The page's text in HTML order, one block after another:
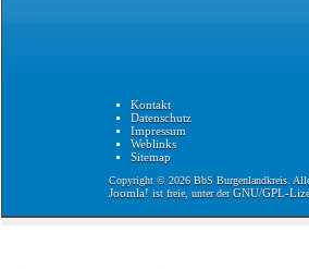
Kontakt
Datenschutz
Impressum
Weblinks
Sitemap
Copyright © 2026 BbS Burgenlandkreis. Alle
Joomla! ist freie, unter derGNU/GPL-